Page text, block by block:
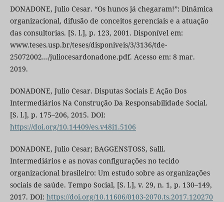
DONADONE, Julio Cesar. “Os hunos já chegaram!”: Dinâmica
organizacional, difusão de conceitos gerenciais e a atuação
das consultorias. [S. l.], p. 123, 2001. Disponível em:
www.teses.usp.br/teses/disponiveis/3/3136/tde-
25072002.../juliocesardonadone.pdf. Acesso em: 8 mar.
2019.
DONADONE, Julio Cesar. Disputas Sociais E Ação Dos
Intermediários Na Construção Da Responsabilidade Social.
[S. l.], p. 175–206, 2015. DOI:
https://doi.org/10.14409/es.v48i1.5106
DONADONE, Julio Cesar; BAGGENSTOSS, Salli.
Intermediários e as novas configurações no tecido
organizacional brasileiro: Um estudo sobre as organizações
sociais de saúde. Tempo Social, [S. l.], v. 29, n. 1, p. 130–149,
2017. DOI: https://doi.org/10.11606/0103-2070.ts.2017.120270